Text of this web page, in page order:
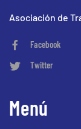
Asociación de
Facebook
Twitter
Menú